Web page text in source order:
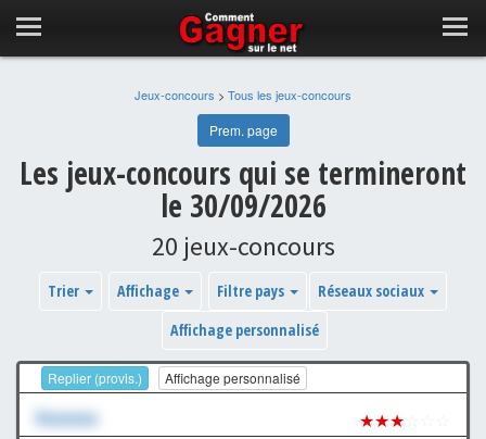
Jeux-concours > Tous les jeux-concours
Prem. page
Les jeux-concours qui se termineront
le 30/09/2026
20 jeux-concours
Trier Affichage Filtre pays
Réseaux sociaux
Affichage personnalisé
Replier (provis.) Affichage personnalisé
Xxxxxxx ★★★